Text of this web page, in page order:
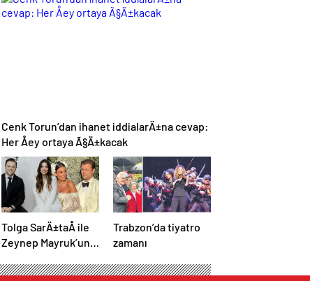
uzaklaÅtÄ±rma
kararÄ±nÄ± hiÃ§e
yÃ¼zÃ¼nÃ¼ ilk kez
gÃ¶sterdi
Cenk Torun’dan ihanet iddialarÄ±na cevap:
Her Åey ortaya Ã§Ä±kacak
Tolga SarÄ±taÅ ile
Zeynep Mayruk’un
Cinsiyetini
Trabzon’da tiyatro
zamanı